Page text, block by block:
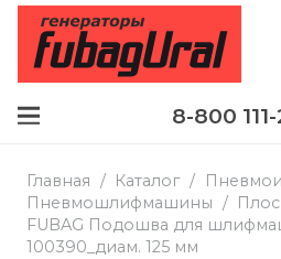
8-800
Главная / Каталог /
Пневмошлифмашины /
FUBAG Подошва для
100390_диам. 125 мм